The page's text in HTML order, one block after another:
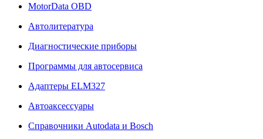
MotorData OBD
Автолитература
Диагностические приборы
Программы для автосервиса
Адаптеры ELM327
Автоаксессуары
Справочники Autodata и Bosch